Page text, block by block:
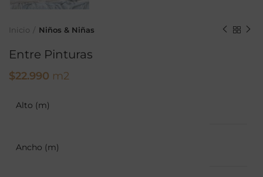
Inicio Niños & Niñas
Entre Pinturas
$22.990 m2
Alto (m)
Ancho (m)